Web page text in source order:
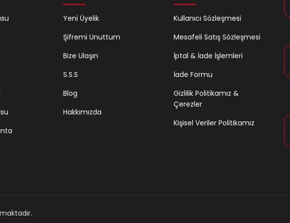
Yeni Üyelik
Şifremi Unuttum
Bize Ulaşın
S.S.S
Blog
Hakkımızda
Kullanıcı Sözleşmesi
Mesafeli Satış Sözleşmesi
İptal & İade İşlemleri
İade Formu
Gizlilik Politikamız &
Çerezler
Kişisel Veriler Politikamız